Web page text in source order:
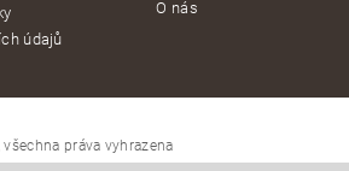
údajů
O nás
práva vyhrazena